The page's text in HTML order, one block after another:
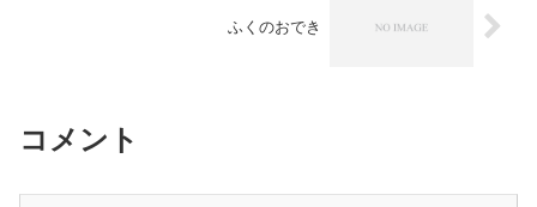
ふくのおでき
コメント